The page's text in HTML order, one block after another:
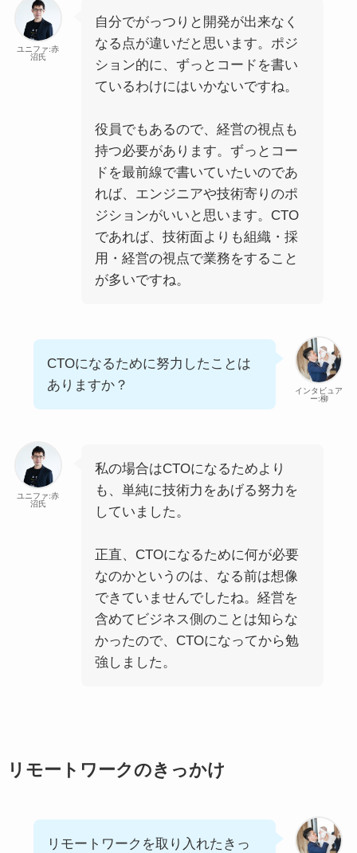
ユニファ:赤
沼氏
自分でがっつりと開発が出来なく
なる点が違いだと思います。ポジ
ション的に、ずっとコードを書い
ているわけにはいかないですね。
役員でもあるので、経営の視点も
持つ必要があります。ずっとコー
ドを最前線で書いていたいのであ
れば、エンジニアや技術寄りのポ
ジションがいいと思います。CTO
であれば、技術面よりも組織・採
用・経営の視点で業務をすること
が多いですね。
インタビュア
ー:柳
CTOになるために努力したことは
ありますか？
ユニファ:赤
沼氏
私の場合はCTOになるためより
も、単純に技術力をあげる努力を
していました。
正直、CTOになるために何が必要
なのかというのは、なる前は想像
できていませんでしたね。経営を
含めてビジネス側のことは知らな
かったので、CTOになってから勉
強しました。
リモートワークのきっかけ
リモートワークを取り入れたきっ